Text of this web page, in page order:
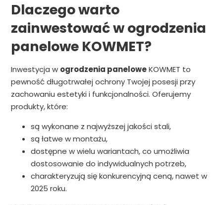
Dlaczego warto
zainwestować w ogrodzenia
panelowe KOWMET?
Inwestycja w ogrodzenia paneloweKOWMET to
pewność długotrwałej ochrony Twojej posesji przy
zachowaniu estetyki i funkcjonalności. Oferujemy
produkty, które:
są wykonane z najwyższej jakości stali,
są łatwe w montażu,
dostępne w wielu wariantach, co umożliwia
dostosowanie do indywidualnych potrzeb,
charakteryzują się konkurencyjną ceną, nawet w
2025 roku.